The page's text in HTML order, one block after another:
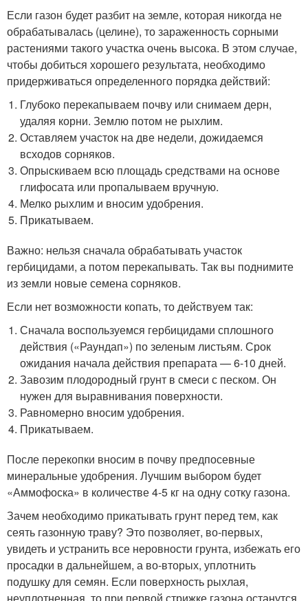
Если газон будет разбит на земле, которая никогда не
обрабатывалась (целине), то зараженность сорными
растениями такого участка очень высока. В этом случае,
чтобы добиться хорошего результата, необходимо
придерживаться определенного порядка действий:
Глубоко перекапываем почву или снимаем дерн,
удаляя корни. Землю потом не рыхлим.
Оставляем участок на две недели, дожидаемся
всходов сорняков.
Опрыскиваем всю площадь средствами на основе
глифосата или пропалываем вручную.
Мелко рыхлим и вносим удобрения.
Прикатываем.
Важно: нельзя сначала обрабатывать участок
гербицидами, а потом перекапывать. Так вы поднимите
из земли новые семена сорняков.
Если нет возможности копать, то действуем так:
Сначала воспользуемся гербицидами сплошного
действия («Раундап») по зеленым листьям. Срок
ожидания начала действия препарата — 6-10 дней.
Завозим плодородный грунт в смеси с песком. Он
нужен для выравнивания поверхности.
Равномерно вносим удобрения.
Прикатываем.
После перекопки вносим в почву предпосевные
минеральные удобрения. Лучшим выбором будет
«Аммофоска» в количестве 4-5 кг на одну сотку газона.
Зачем необходимо прикатывать грунт перед тем, как
сеять газонную траву? Это позволяет, во-первых,
увидеть и устранить все неровности грунта, избежать его
просадки в дальнейшем, а во-вторых, уплотнить
подушку для семян. Если поверхность рыхлая,